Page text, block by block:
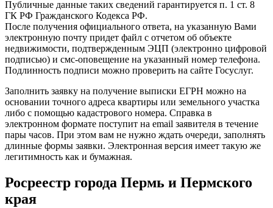
Публичные данные таких сведений гарантируется п. 1 ст. 8
ГК РФ Гражданского Кодекса РФ.
После получения официального ответа, на указанную Вами
электронную почту придет файл с отчетом об объекте
недвижимости, подтвержденным ЭЦП (электронно цифровой
подписью) и смс-оповещение на указанный номер телефона.
Подлинность подписи можно проверить на сайте Госуслуг.
Заполнить заявку на получение выписки ЕГРН можно на
основании точного адреса квартиры или земельного участка
либо с помощью кадастрового номера. Справка в
электронном формате поступит на email заявителя в течение
пары часов. При этом вам не нужно ждать очереди, заполнять
длинные формы заявки. Электронная версия имеет такую же
легитимность как и бумажная.
Росреестр города Пермь и Пермского
края